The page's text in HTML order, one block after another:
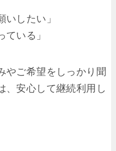
いしたい」
ている」
やご希望をしっかり聞
、安心して継続利用し